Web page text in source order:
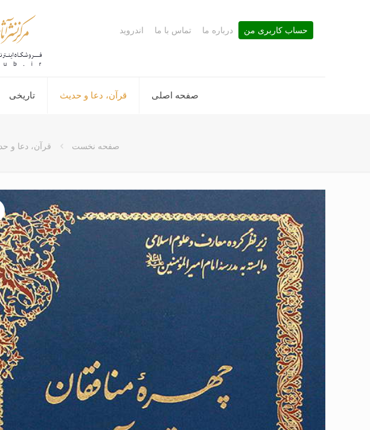
صفحه اصلی قرآن، دعا و حدیث تاریخی
حساب کاربری من درباره ما تماس با ما اندروید
صفحه نخست قرآن، دعا و